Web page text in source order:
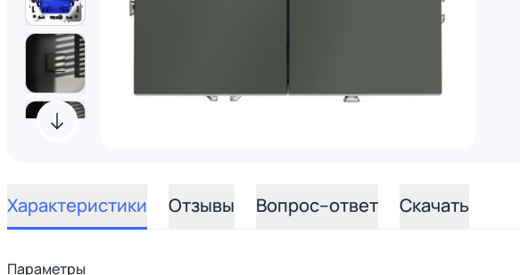
Характеристики Отзывы Вопрос–ответ Скачать
Параметры